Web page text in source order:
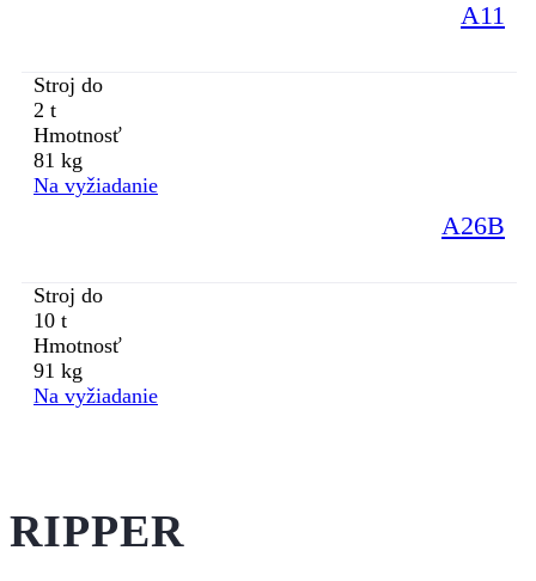
A11
Stroj do
2 t
Hmotnosť
81 kg
Na vyžiadanie
A26B
Stroj do
10 t
Hmotnosť
91 kg
Na vyžiadanie
RIPPER